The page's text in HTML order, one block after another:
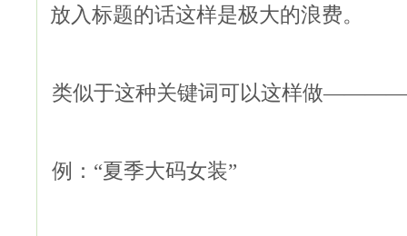
放入标题的话这样是极大的浪费。
类似于这种关键词可以这样做————
例：“夏季大码女装”